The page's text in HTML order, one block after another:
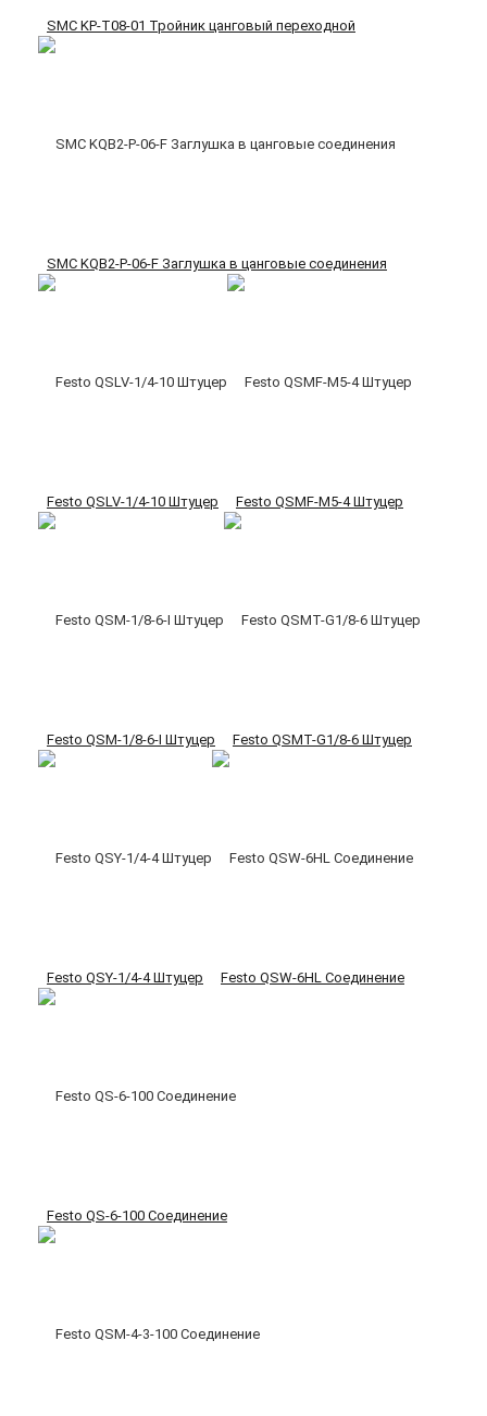
SMC KP-T08-01 Тройник цанговый переходной
SMC KQB2-P-06-F Заглушка в цанговые соединения
Festo QSLV-1/4-10 Штуцер Festo QSMF-M5-4 Штуцер
Festo QSM-1/8-6-I Штуцер Festo QSMT-G1/8-6 Штуцер
Festo QSY-1/4-4 Штуцер Festo QSW-6HL Соединение
Festo QS-6-100 Соединение